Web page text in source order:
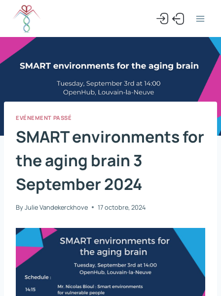
content
EVÉNEMENT PASSÉ
SMART environments for
the aging brain 3
September 2024
ByJulie Vandekerckhove 17 octobre, 2024